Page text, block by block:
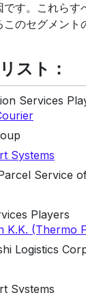
す。これらす
このセグメント
スト：
Services
Systems
Service
Players
K.K. (Thermo
Logistics
Systems